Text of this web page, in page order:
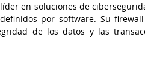
en soluciones de
por software. Su
de los datos y las